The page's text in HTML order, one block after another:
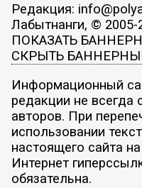
Редакция:
Лабытнанги, © 2005-
ПОКАЗАТЬ
СКРЫТЬ
Информационный
редакции не всегда
авторов. При
использовании
настоящего сайта
Интернет
обязательна.